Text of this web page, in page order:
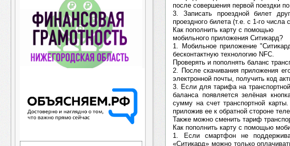
после совершения первой поездки
3. Записать проездной билет
проездного билета (т.е. с 1-го
Как пополнить карту с помощью
мобильного приложения Ситикард?
1. Мобильное приложение
бесконтактную технологию NFC.
Проверять и пополнять баланс
2. После скачивания приложения
электронной почты, получить код
3. Если для тарифа на
баланса появляется зелёная
сумму на счет транспортной
приложив ее к обратной стороне
Также можно сменить тариф
Как пополнить карту с помощью
1. Если смартфон не
«Ситикард» можно только